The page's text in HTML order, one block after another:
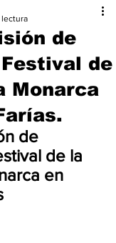
de
de
Monarca
de
de la
en